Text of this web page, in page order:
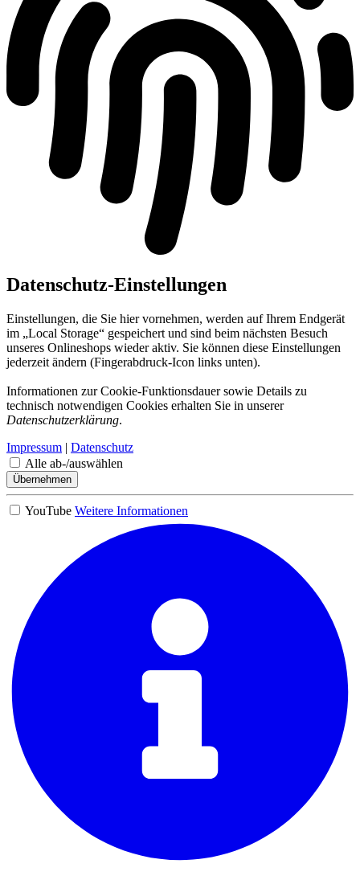
Datenschutz-Einstellungen
Einstellungen, die Sie hier vornehmen, werden auf Ihrem Endgerät
im „Local Storage“ gespeichert und sind beim nächsten Besuch
unseres Onlineshops wieder aktiv. Sie können diese Einstellungen
jederzeit ändern (Fingerabdruck-Icon links unten).
Informationen zur Cookie-Funktionsdauer sowie Details zu
technisch notwendigen Cookies erhalten Sie in unserer
Datenschutzerklärung.
Impressum | Datenschutz
Alle ab-/auswählen
Übernehmen
YouTube Weitere Informationen